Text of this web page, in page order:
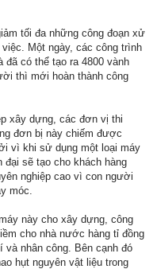
tối đa những công đoạn xử
Một ngày, các công trình
đã có thể tạo ra 4800 vành
thì mới hoàn thành công
xây dựng, các đơn vị thi
đơn bị này chiếm được
vì khi sử dụng một loại máy
đại sẽ tạo cho khách hàng
nghiệp cao vì con người
móc.
này cho xây dựng, công
cho nhà nước hàng tỉ đồng
và nhân công. Bên cạnh đó
hụt nguyên vật liệu trong